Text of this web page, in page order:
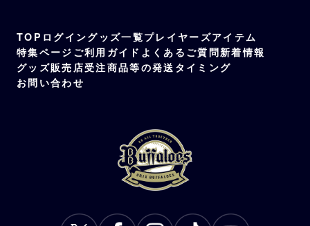
TOP ログイングッズ一覧プレイヤーズアイテム
特集ページ ご利用ガイド よくあるご質問新着情報
グッズ販売店受注商品等の発送タイミング
お問い合わせ